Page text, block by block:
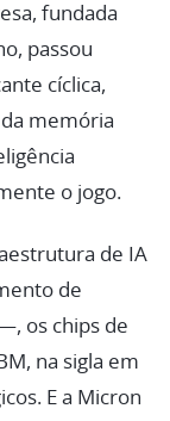
fundada
passou
cíclica,
memória
o jogo.
de IA
de
os chips de
na sigla em
E a Micron